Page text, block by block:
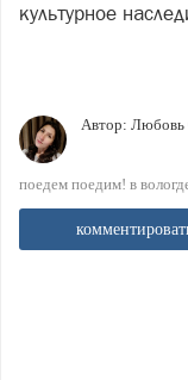
культурное
Автор: Любовь
поедем поедим! в